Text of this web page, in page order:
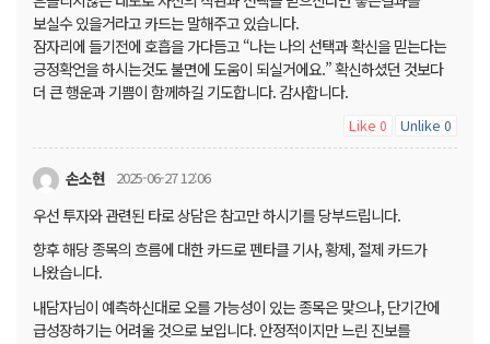
보실수 있을거라고 카드는 말해주고 있습니다.
잠자리에 들기전에 호흡을 가다듬고 “나는 나의 선택과 확신을 믿는다는
긍정확언을 하시는것도 불면에 도움이 되실거에요.” 확신하셨던 것보다
더 큰 행운과 기쁨이 함께하길 기도합니다. 감사합니다.
Like 0 Unlike 0
손소현 2025-06-27 12:06
우선 투자와 관련된 타로 상담은 참고만 하시기를 당부드립니다.
향후 해당 종목의 흐름에 대한 카드로 펜타클 기사, 황제, 절제 카드가
나왔습니다.
내담자님이 예측하신대로 오를 가능성이 있는 종목은 맞으나, 단기간에
급성장하기는 어려울 것으로 보입니다. 안정적이지만 느린 진보를